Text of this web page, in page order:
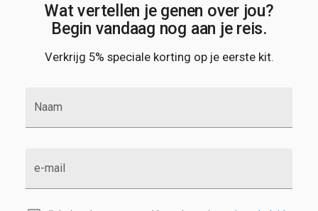
Wat vertellen je genen over jou?
Begin vandaag nog aan je reis.
Verkrijg 5% speciale korting op je eerste kit.
Naam
e-mail